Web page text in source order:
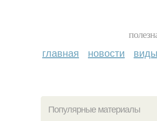
главная новости
Популярные материалы